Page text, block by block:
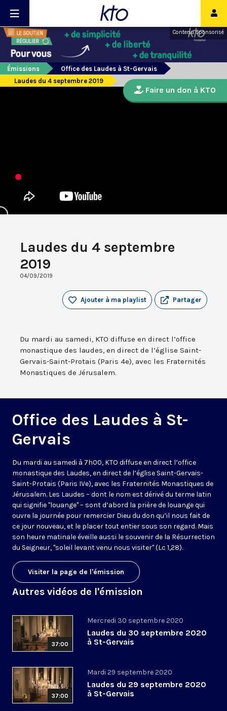
Contenu sponsorisé
Émissions
Office des Laudes à St-Gervais
Laudes du 4 septembre 2019
Laudes du 4 septembre
2019
04/09/2019
Partager
Ajouter à ma playlist
Du mardi au samedi, KTO diffuse en direct l’office
monastique des laudes, en direct de l’église Saint-
Gervais-Saint-Protais (Paris 4e), avec les Fraternités
Monastiques de Jérusalem.
Office des Laudes à St-
Gervais
Du mardi au samedi à 7h00, KTO diffuse en direct l’office
monastique des Laudes, en direct de l’église Saint-Gervais-
Saint-Protais (Paris IVe), avec les Fraternités Monastiques de
Jérusalem. Les Laudes – dont le nom est dérivé du terme latin
qui signifie "louange" – sont d’abord la prière de louange qui
ouvre la journée pour remercier Dieu du don qu’il nous fait de
ce jour nouveau, et le placer tout entier sous son regard. Mais
son heure matinale éveille aussi le souvenir de la Résurrection
du Seigneur, "soleil levant venu nous visiter" (Lc 1,28).
Visiter la page de l'émission
Autres vidéos de l'émission
37:00
Mercredi 30 septembre 2020
Laudes du 30 septembre 2020
à St-Gervais
37:00
Mardi 29 septembre 2020
Laudes du 29 septembre 2020
à St-Gervais
Faire un don à KTO